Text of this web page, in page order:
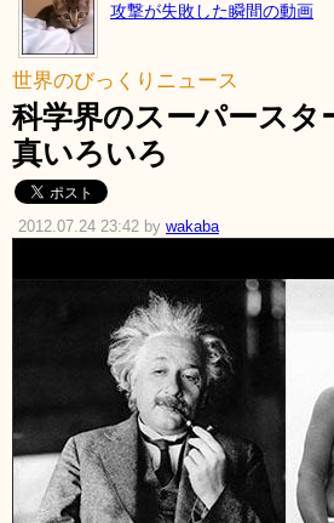
攻撃が失敗した瞬間の動画
世界のびっくりニュース
科学界のスーパース
真いろいろ
2012.07.24 23:42 by wakaba